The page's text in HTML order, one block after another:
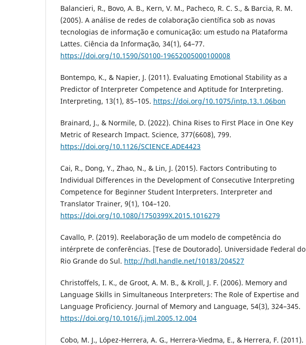
Balancieri, R., Bovo, A. B., Kern, V. M., Pacheco, R. C. S., & Barcia, R. M.
(2005). A análise de redes de colaboração científica sob as novas
tecnologias de informação e comunicação: um estudo na Plataforma
Lattes. Ciência da Informação, 34(1), 64–77.
https://doi.org/10.1590/S0100-19652005000100008
Bontempo, K., & Napier, J. (2011). Evaluating Emotional Stability as a
Predictor of Interpreter Competence and Aptitude for Interpreting.
Interpreting, 13(1), 85–105. https://doi.org/10.1075/intp.13.1.06bon
Brainard, J., & Normile, D. (2022). China Rises to First Place in One Key
Metric of Research Impact. Science, 377(6608), 799.
https://doi.org/10.1126/SCIENCE.ADE4423
Cai, R., Dong, Y., Zhao, N., & Lin, J. (2015). Factors Contributing to
Individual Differences in the Development of Consecutive Interpreting
Competence for Beginner Student Interpreters. Interpreter and
Translator Trainer, 9(1), 104–120.
https://doi.org/10.1080/1750399X.2015.1016279
Cavallo, P. (2019). Reelaboração de um modelo de competência do
intérprete de conferências. [Tese de Doutorado]. Universidade Federal do
Rio Grande do Sul. http://hdl.handle.net/10183/204527
Christoffels, I. K., de Groot, A. M. B., & Kroll, J. F. (2006). Memory and
Language Skills in Simultaneous Interpreters: The Role of Expertise and
Language Proficiency. Journal of Memory and Language, 54(3), 324–345.
https://doi.org/10.1016/j.jml.2005.12.004
Cobo, M. J., López-Herrera, A. G., Herrera-Viedma, E., & Herrera, F. (2011).